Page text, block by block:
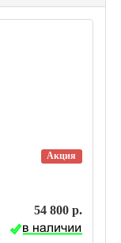
Акция
54 800 р.